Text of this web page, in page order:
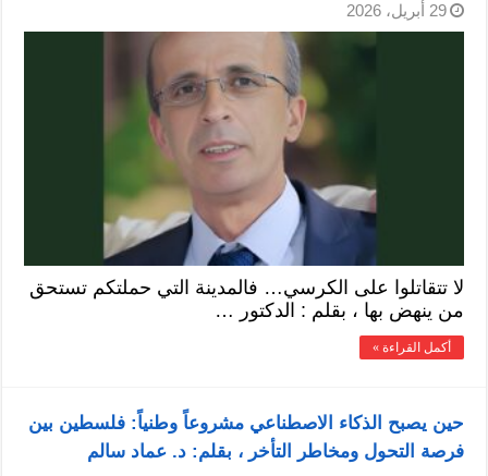
29 أبريل، 2026
لا تتقاتلوا على الكرسي… فالمدينة التي حملتكم تستحق
من ينهض بها ، بقلم : الدكتور …
أكمل القراءة »
حين يصبح الذكاء الاصطناعي مشروعاً وطنياً: فلسطين بين
فرصة التحول ومخاطر التأخر ، بقلم: د. عماد سالم